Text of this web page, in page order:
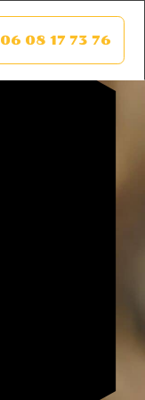
06 08 17 73 76